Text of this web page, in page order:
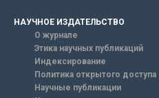
НАУЧНОЕ ИЗДАТЕЛЬСТВО
О журнале
Этика научных публикаций
Индексирование
Политика открытого доступа
Научные публикации